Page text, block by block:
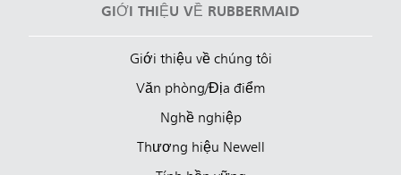
GIỚI THIỆU VỀ RUBBERMAID
Giới thiệu về chúng tôi
Văn phòng/Địa điểm
Nghề nghiệp
Thương hiệu Newell